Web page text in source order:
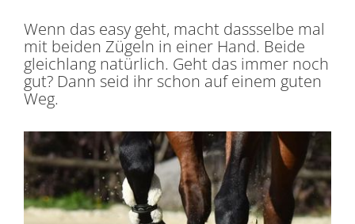
Wenn das easy geht, macht dassselbe mal
mit beiden Zügeln in einer Hand. Beide
gleichlang natürlich. Geht das immer noch
gut? Dann seid ihr schon auf einem guten
Weg.